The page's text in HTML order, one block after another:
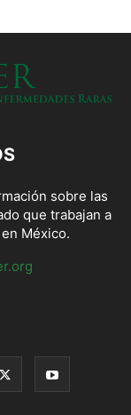
sobre las
que trabajan a
México.